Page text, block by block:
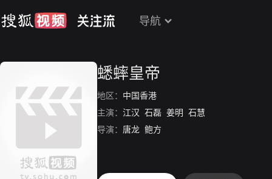
导航
蟋蟀皇帝
地区： 中国香港
主演： 江汉 石磊 姜明
石慧
导演： 唐龙 鲍方